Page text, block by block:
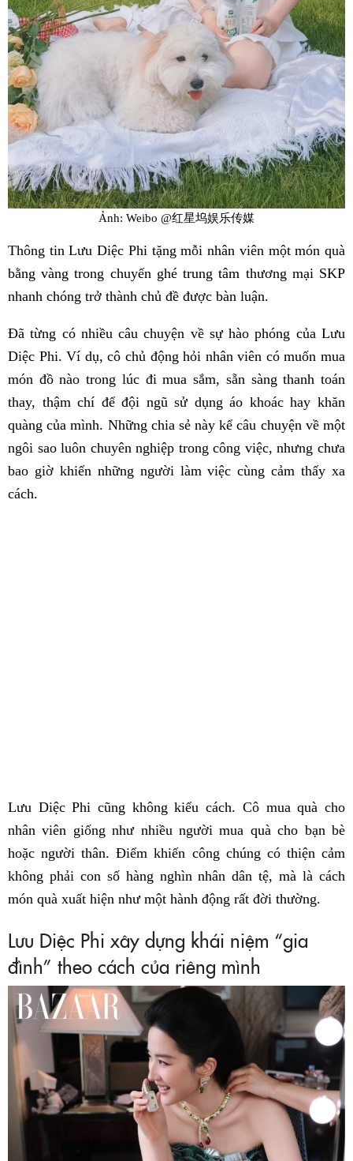
Ảnh: Weibo @红星坞娱乐传媒
Thông tin Lưu Diệc Phi tặng mỗi nhân viên một món quà
bằng vàng trong chuyến ghé trung tâm thương mại SKP
nhanh chóng trở thành chủ đề được bàn luận.
Đã từng có nhiều câu chuyện về sự hào phóng của Lưu
Diệc Phi. Ví dụ, cô chủ động hỏi nhân viên có muốn mua
món đồ nào trong lúc đi mua sắm, sẵn sàng thanh toán
thay, thậm chí để đội ngũ sử dụng áo khoác hay khăn
quàng của mình. Những chia sẻ này kể câu chuyện về một
ngôi sao luôn chuyên nghiệp trong công việc, nhưng chưa
bao giờ khiến những người làm việc cùng cảm thấy xa
cách.
Lưu Diệc Phi cũng không kiểu cách. Cô mua quà cho
nhân viên giống như nhiều người mua quà cho bạn bè
hoặc người thân. Điểm khiến công chúng có thiện cảm
không phải con số hàng nghìn nhân dân tệ, mà là cách
món quà xuất hiện như một hành động rất đời thường.
Lưu Diệc Phi xây dựng khái niệm “gia
đình” theo cách của riêng mình